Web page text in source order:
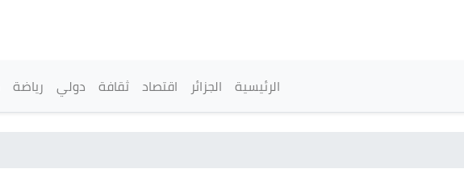
القائمة الرئيسية
الرئيسية الجزائر اقتصاد ثقافة دولي رياضة